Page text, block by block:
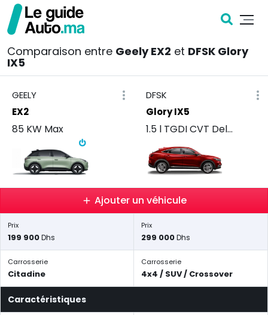
Comparaison entre Geely EX2 et DFSK Glory
IX5
GEELY
EX2
85 KW Max
DFSK
Glory IX5
1.5 l TGDI CVT Deluxe
Ajouter un véhicule
Prix
199 900Dhs
Prix
299 000Dhs
Carrosserie
Citadine
Carrosserie
4x4 / SUV / Crossover
Caractéristiques